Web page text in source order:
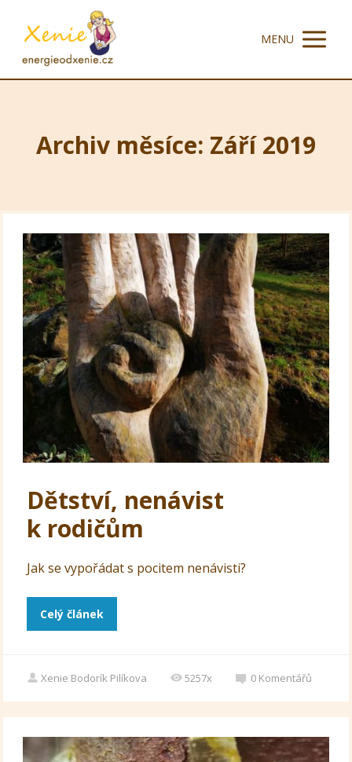
MENU
Archiv měsíce: Září 2019
Dětství, nenávist
k rodičům
Jak se vypořádat s pocitem nenávisti?
Celý článek
Xenie Bodorík Pilíkova 5257x 0 Komentářů